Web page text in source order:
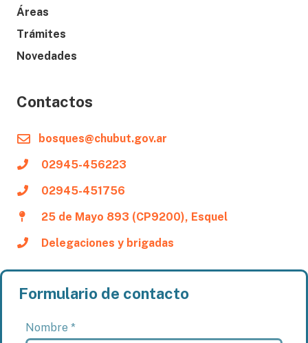
Áreas
Trámites
Novedades
Contactos
bosques@chubut.gov.ar
02945-456223
02945-451756
25 de Mayo 893 (CP9200), Esquel
Delegaciones y brigadas
Formulario de contacto
Nombre *